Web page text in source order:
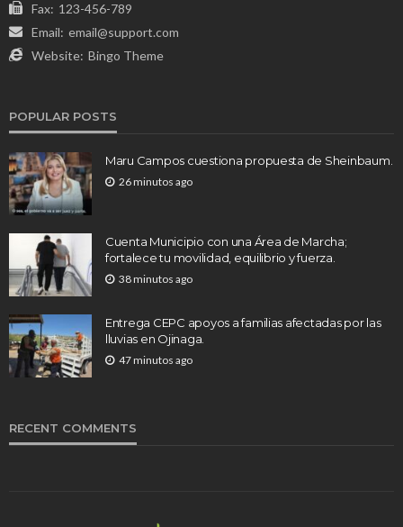
Fax: 123-456-789
Email: email@support.com
Website: Bingo Theme
POPULAR POSTS
Maru Campos cuestiona propuesta de Sheinbaum.
26 minutos ago
Cuenta Municipio con una Área de Marcha;
fortalece tu movilidad, equilibrio y fuerza.
38 minutos ago
Entrega CEPC apoyos a familias afectadas por las
lluvias en Ojinaga.
47 minutos ago
RECENT COMMENTS